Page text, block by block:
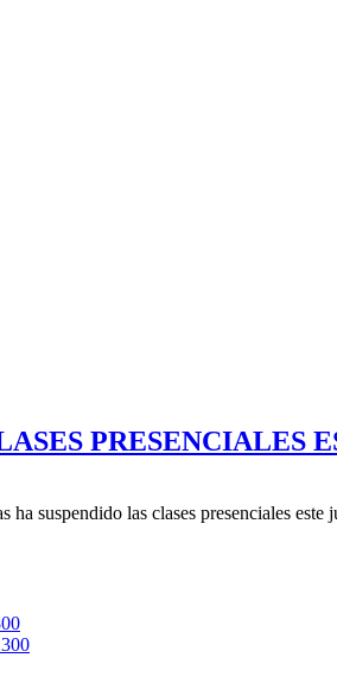
PRESENCIALES
suspendido las clases presenciales